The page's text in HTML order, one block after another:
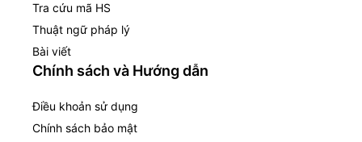
Tra cứu mã HS
Thuật ngữ pháp lý
Bài viết
Chính sách và Hướng dẫn
Điều khoản sử dụng
Chính sách bảo mật